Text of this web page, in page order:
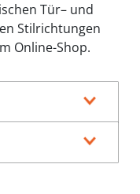
Tür– und
Stilrichtungen
Online-Shop.